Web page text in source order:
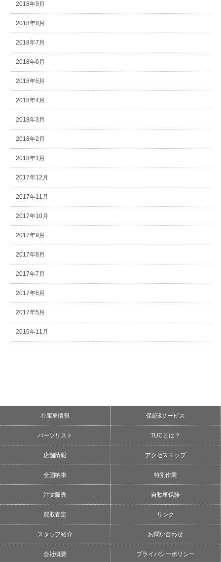
2018年9月
2018年8月
2018年7月
2018年6月
2018年5月
2018年4月
2018年3月
2018年2月
2018年1月
2017年12月
2017年11月
2017年10月
2017年9月
2017年8月
2017年7月
2017年6月
2017年5月
2016年11月
在庫車情報 保証&サービス
パーツリスト TUCとは？
店舗情報 アクセスマップ
全国納車 特別作業
注文販売 自動車保険
買取査定 リンク
スタッフ紹介 お問い合わせ
会社概要 プライバシーポリシー